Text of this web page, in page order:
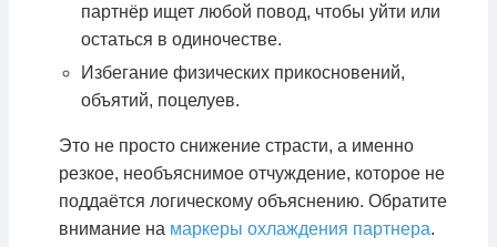
партнёр ищет любой повод, чтобы уйти или
остаться в одиночестве.
Избегание физических прикосновений,
объятий, поцелуев.
Это не просто снижение страсти, а именно
резкое, необъяснимое отчуждение, которое не
поддаётся логическому объяснению. Обратите
внимание на маркеры охлаждения партнера.